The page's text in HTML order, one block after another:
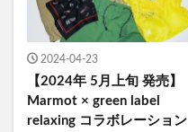
2024-04-23
【2024年 5月上旬 発売】
Marmot × green label
relaxing コラボレーション